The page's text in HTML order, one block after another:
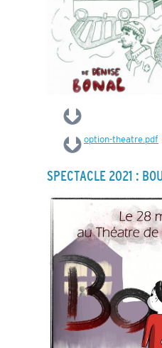
option-theatre.pdf
SPECTACLE 2021 :